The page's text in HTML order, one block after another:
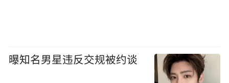
曝知名男星违反交规被约谈